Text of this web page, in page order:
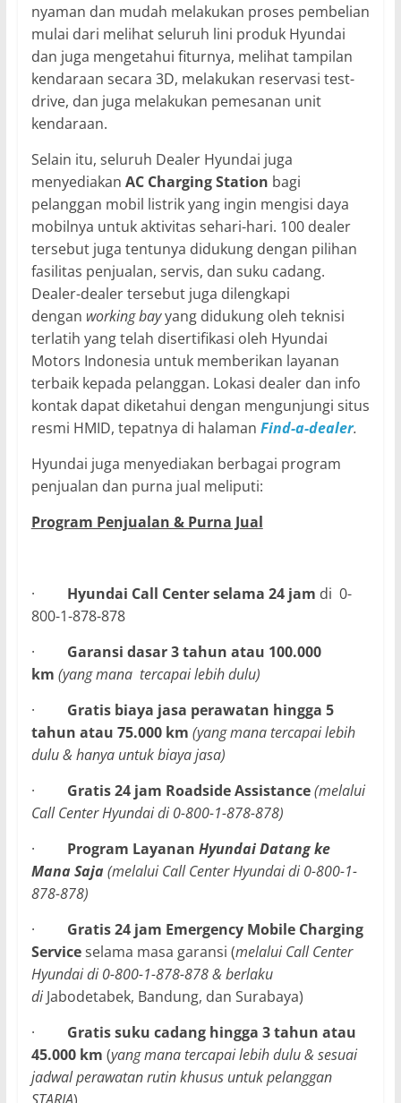
nyaman dan mudah melakukan proses pembelian
mulai dari melihat seluruh lini produk Hyundai
dan juga mengetahui fiturnya, melihat tampilan
kendaraan secara 3D, melakukan reservasi test-
drive, dan juga melakukan pemesanan unit
kendaraan.
Selain itu, seluruh Dealer Hyundai juga
menyediakan AC Charging Station bagi
pelanggan mobil listrik yang ingin mengisi daya
mobilnya untuk aktivitas sehari-hari. 100 dealer
tersebut juga tentunya didukung dengan pilihan
fasilitas penjualan, servis, dan suku cadang.
Dealer-dealer tersebut juga dilengkapi
dengan working bayyang didukung oleh teknisi
terlatih yang telah disertifikasi oleh Hyundai
Motors Indonesia untuk memberikan layanan
terbaik kepada pelanggan. Lokasi dealer dan info
kontak dapat diketahui dengan mengunjungi situs
resmi HMID, tepatnya di halaman Find-a-dealer.
Hyundai juga menyediakan berbagai program
penjualan dan purna jual meliputi:
Program Penjualan & Purna Jual
· Hyundai Call Center selama 24 jam di 0-
800-1-878-878
· Garansi dasar 3 tahun atau 100.000
km (yang mana tercapai lebih dulu)
· Gratis biaya jasa perawatan hingga 5
tahun atau 75.000 km (yang mana tercapai lebih
dulu & hanya untuk biaya jasa)
· Gratis 24 jam Roadside Assistance(melalui
Call Center Hyundai di 0-800-1-878-878)
· Program Layanan Hyundai Datang ke
Mana Saja(melalui Call Center Hyundai di 0-800-1-
878-878)
· Gratis 24 jam Emergency Mobile Charging
Serviceselama masa garansi (melalui Call Center
Hyundai di 0-800-1-878-878 & berlaku
di Jabodetabek, Bandung, dan Surabaya)
· Gratis suku cadang hingga 3 tahun atau
45.000 km (yang mana tercapai lebih dulu & sesuai
jadwal perawatan rutin khusus untuk pelanggan